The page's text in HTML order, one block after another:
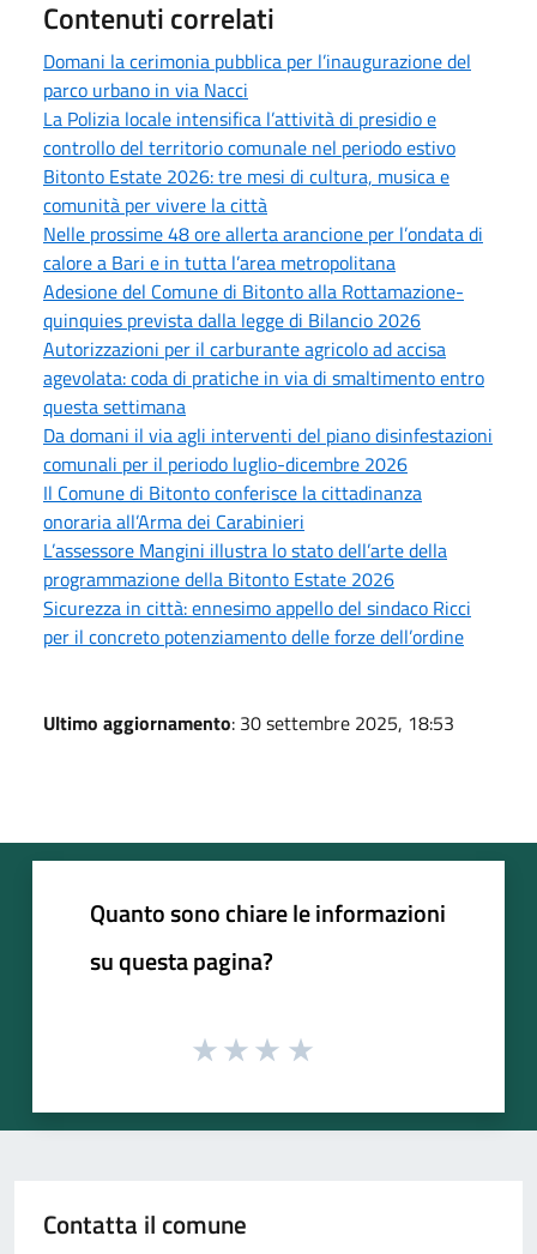
Contenuti correlati
Domani la cerimonia pubblica per l’inaugurazione del
parco urbano in via Nacci
La Polizia locale intensifica l’attività di presidio e
controllo del territorio comunale nel periodo estivo
Bitonto Estate 2026: tre mesi di cultura, musica e
comunità per vivere la città
Nelle prossime 48 ore allerta arancione per l’ondata di
calore a Bari e in tutta l’area metropolitana
Adesione del Comune di Bitonto alla Rottamazione-
quinquies prevista dalla legge di Bilancio 2026
Autorizzazioni per il carburante agricolo ad accisa
agevolata: coda di pratiche in via di smaltimento entro
questa settimana
Da domani il via agli interventi del piano disinfestazioni
comunali per il periodo luglio-dicembre 2026
Il Comune di Bitonto conferisce la cittadinanza
onoraria all’Arma dei Carabinieri
L’assessore Mangini illustra lo stato dell’arte della
programmazione della Bitonto Estate 2026
Sicurezza in città: ennesimo appello del sindaco Ricci
per il concreto potenziamento delle forze dell’ordine
Ultimo aggiornamento: 30 settembre 2025, 18:53
Quanto sono chiare le informazioni
su questa pagina?
Contatta il comune